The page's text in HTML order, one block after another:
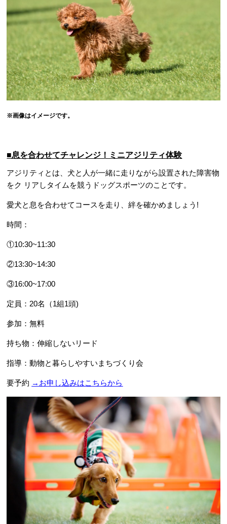
※画像はイメージです。
■息を合わせてチャレンジ！ミニアジリティ体験
アジリティとは、犬と人が一緒に走りながら設置された障害物
をク リアしタイムを競うドッグスポーツのことです。
愛犬と息を合わせてコースを走り、絆を確かめましょう!
時間：
①10:30~11:30
②13:30~14:30
③16:00~17:00
定員：20名（1組1頭)
参加：無料
持ち物：伸縮しないリード
指導：動物と暮らしやすいまちづくり会
要予約 →お申し込みはこちらから